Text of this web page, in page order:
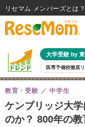
大学受験 by
医専予備校徹底
親子で考える大学選び 高校
共通テスト 夏休み
8月開催イベント・WS 全国
自由研究教材（小学生向け）
ケンブリッジ大
のか？ 800年の
教育・受験 中学生
リセマム メンバーズ